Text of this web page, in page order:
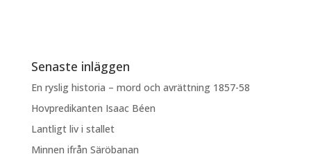
Senaste inläggen
En ryslig historia – mord och avrättning 1857-58
Hovpredikanten Isaac Béen
Lantligt liv i stallet
Minnen ifrån Säröbanan